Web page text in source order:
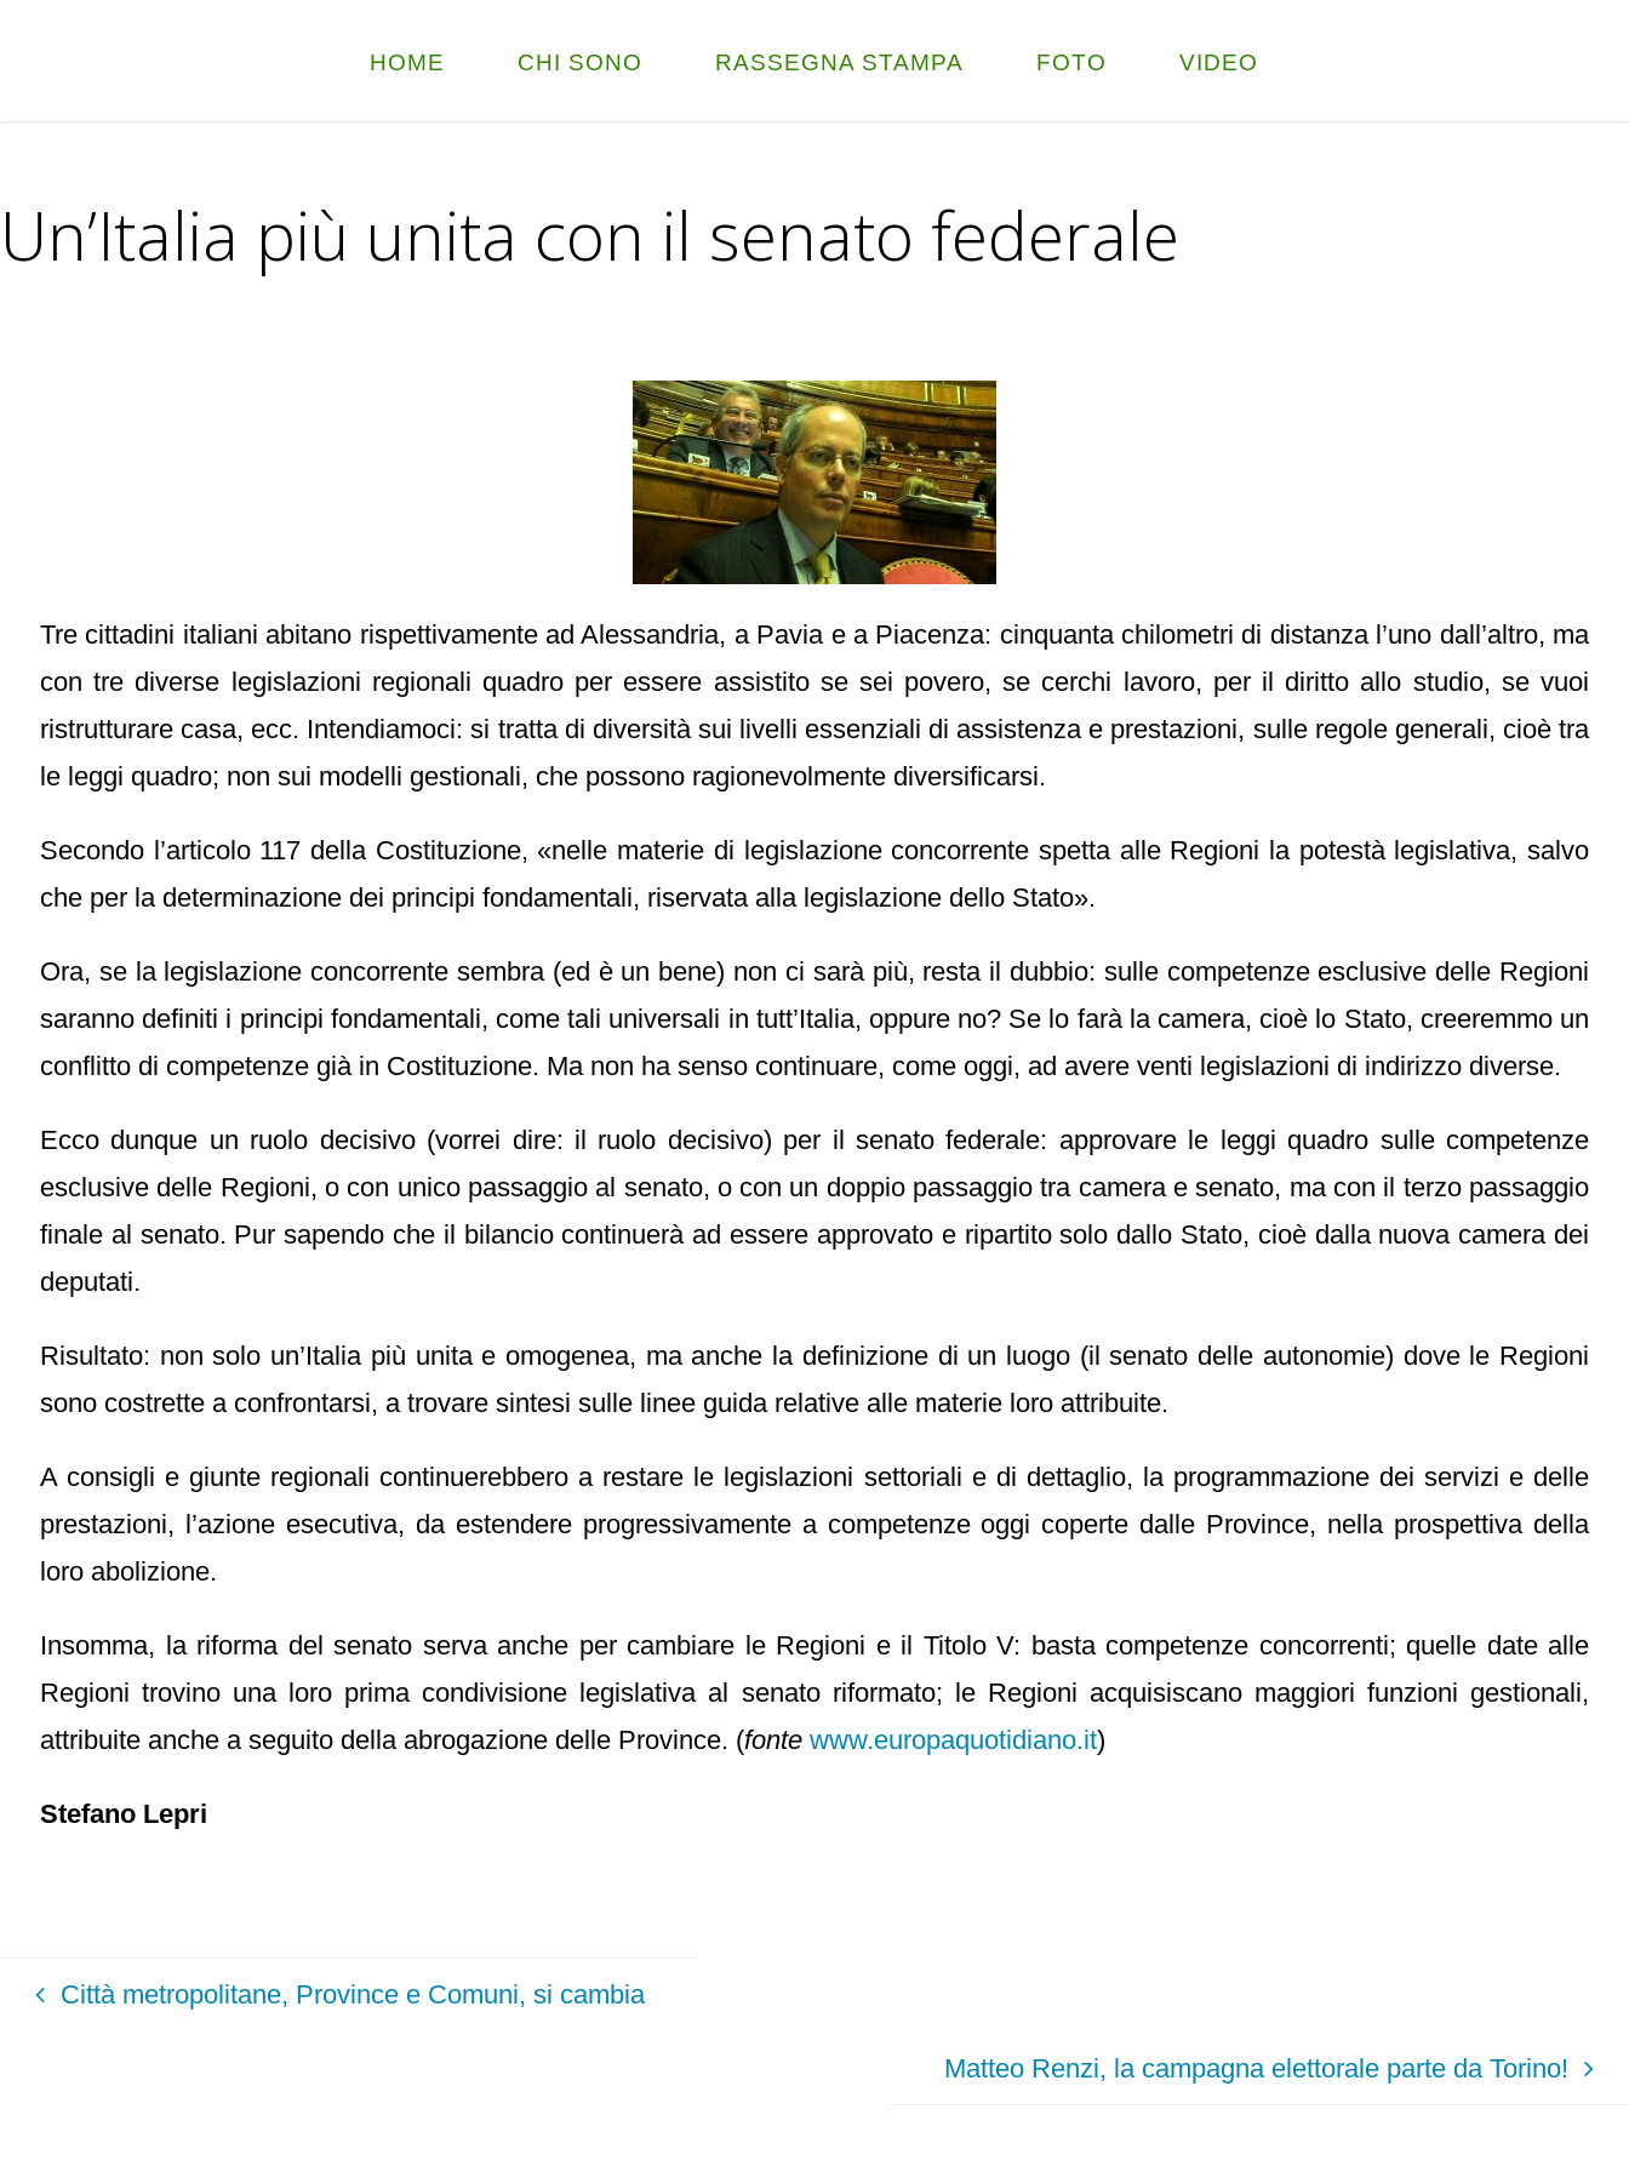
HOME CHI SONO RASSEGNA STAMPA FOTO VIDEO
Un’Italia più unita con il senato federale
Tre cittadini italiani abitano rispettivamente ad Alessandria, a Pavia e a Piacenza: cinquanta chilometri di distanza l’uno dall’altro, ma
con tre diverse legislazioni regionali quadro per essere assistito se sei povero, se cerchi lavoro, per il diritto allo studio, se vuoi
ristrutturare casa, ecc. Intendiamoci: si tratta di diversità sui livelli essenziali di assistenza e prestazioni, sulle regole generali, cioè tra
le leggi quadro; non sui modelli gestionali, che possono ragionevolmente diversificarsi.
Secondo l’articolo 117 della Costituzione, «nelle materie di legislazione concorrente spetta alle Regioni la potestà legislativa, salvo
che per la determinazione dei principi fondamentali, riservata alla legislazione dello Stato».
Ora, se la legislazione concorrente sembra (ed è un bene) non ci sarà più, resta il dubbio: sulle competenze esclusive delle Regioni
saranno definiti i principi fondamentali, come tali universali in tutt’Italia, oppure no? Se lo farà la camera, cioè lo Stato, creeremmo un
conflitto di competenze già in Costituzione. Ma non ha senso continuare, come oggi, ad avere venti legislazioni di indirizzo diverse.
Ecco dunque un ruolo decisivo (vorrei dire: il ruolo decisivo) per il senato federale: approvare le leggi quadro sulle competenze
esclusive delle Regioni, o con unico passaggio al senato, o con un doppio passaggio tra camera e senato, ma con il terzo passaggio
finale al senato. Pur sapendo che il bilancio continuerà ad essere approvato e ripartito solo dallo Stato, cioè dalla nuova camera dei
deputati.
Risultato: non solo un’Italia più unita e omogenea, ma anche la definizione di un luogo (il senato delle autonomie) dove le Regioni
sono costrette a confrontarsi, a trovare sintesi sulle linee guida relative alle materie loro attribuite.
A consigli e giunte regionali continuerebbero a restare le legislazioni settoriali e di dettaglio, la programmazione dei servizi e delle
prestazioni, l’azione esecutiva, da estendere progressivamente a competenze oggi coperte dalle Province, nella prospettiva della
loro abolizione.
Insomma, la riforma del senato serva anche per cambiare le Regioni e il Titolo V: basta competenze concorrenti; quelle date alle
Regioni trovino una loro prima condivisione legislativa al senato riformato; le Regioni acquisiscano maggiori funzioni gestionali,
attribuite anche a seguito della abrogazione delle Province. (fonte www.europaquotidiano.it)
Stefano Lepri
Città metropolitane, Province e Comuni, si cambia
Matteo Renzi, la campagna elettorale parte da Torino!